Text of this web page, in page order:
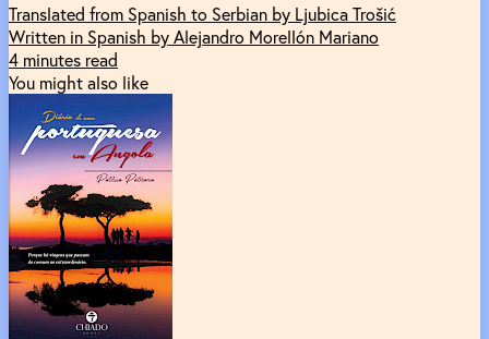
Translated from Spanish to Serbian by Ljubica Trošić
Written in Spanish by Alejandro Morellón Mariano
4 minutes read
You might also like